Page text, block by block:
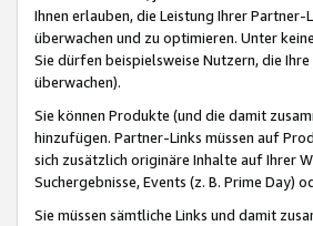
Ihnen erlauben, die Leistung Ihrer
überwachen und zu optimieren. Unter
Sie dürfen beispielsweise Nutzern, die
überwachen).
Sie können Produkte (und die damit
hinzufügen. Partner-Links müssen auf
sich zusätzlich originäre Inhalte auf Ihrer
Suchergebnisse, Events (z. B. Prime Day)
Sie müssen sämtliche Links und damit